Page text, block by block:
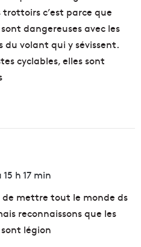
trottoirs c’est parce que
dangereuses avec les
du volant qui y sévissent.
cyclables, elles sont
h 17 min
de mettre tout le monde ds
reconnaissons que les
légion